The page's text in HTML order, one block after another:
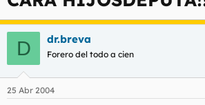
D dr.breva
Forero del todo a cien
25 Abr 2004